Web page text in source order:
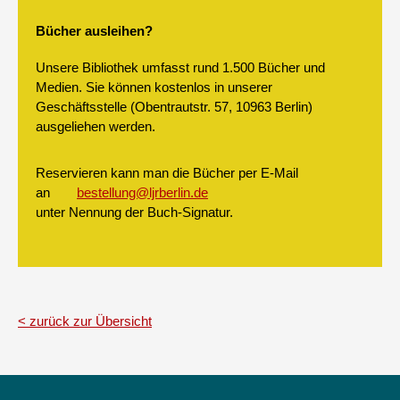
Bücher ausleihen?
Unsere Bibliothek umfasst rund 1.500 Bücher und
Medien. Sie können kostenlos in unserer
Geschäftsstelle (Obentrautstr. 57, 10963 Berlin)
ausgeliehen werden.
Reservieren kann man die Bücher per E-Mail
an
bestellung@ljrberlin.de
unter Nennung der Buch-Signatur.
zurück zur Übersicht